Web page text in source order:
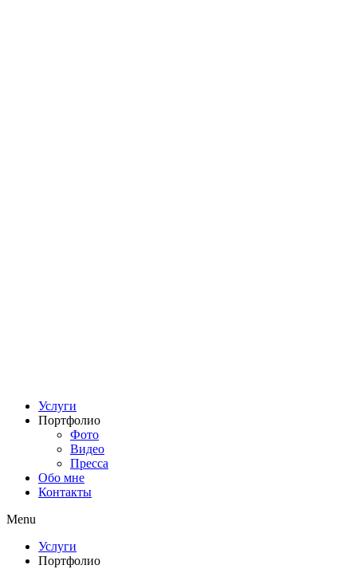
Услуги
Портфолио
Фото
Видео
Пресса
Обо мне
Контакты
Menu
Услуги
Портфолио